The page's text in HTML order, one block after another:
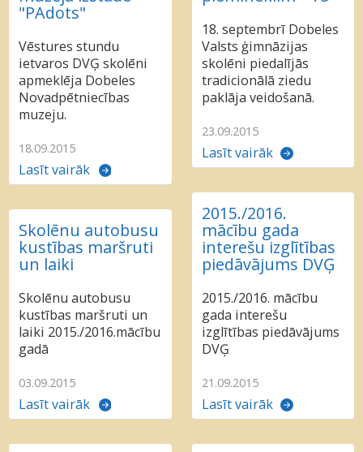
"PAdots"
Vēstures stundu
ietvaros DVĢ skolēni
apmeklēja Dobeles
Novadpētniecības
muzeju.
18.09.2015
Lasīt vairāk
18. septembrī Dobeles
Valsts ģimnāzijas
skolēni piedalījās
tradicionālā ziedu
paklāja veidošanā.
23.09.2015
Lasīt vairāk
2015./2016.
mācību gada
interešu izglītības
piedāvājums DVĢ
2015./2016. mācību
gada interešu
izglītības piedāvājums
DVĢ
21.09.2015
Lasīt vairāk
Skolēnu autobusu
kustības maršruti
un laiki
Skolēnu autobusu
kustības maršruti un
laiki 2015./2016.mācību
gadā
03.09.2015
Lasīt vairāk